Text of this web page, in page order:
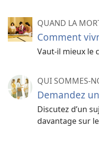
QUAND LA
Comment
Vaut-​il mieux le
QUI SOMMES-
Demandez
Discutez d’un
davantage sur